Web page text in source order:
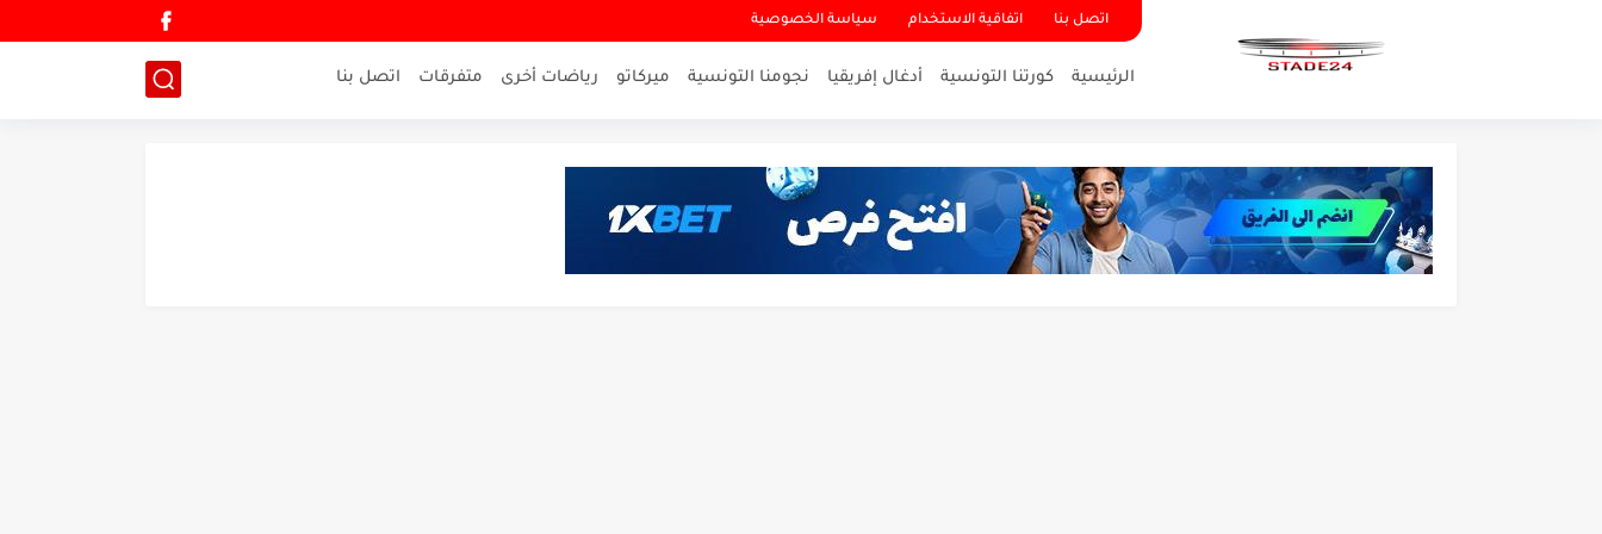
اتصل بنا اتفاقية الاستخدام سياسة الخصوصية
الرئيسية كورتنا التونسية أدغال إفريقيا نجومنا التونسية ميركاتو رياضات أخرى متفرقات اتصل بنا